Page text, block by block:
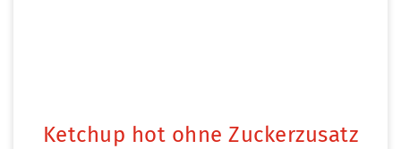
Ketchup hot ohne Zuckerzusatz